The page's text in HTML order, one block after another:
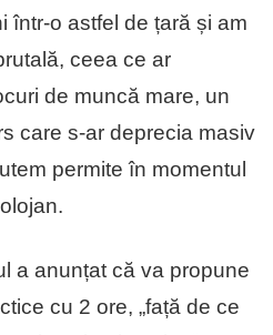
într-o astfel de țară și am
ceea ce ar
de muncă mare, un
care s-ar deprecia masiv
permite în momentul
a anunțat că va propune
cu 2 ore, „față de ce